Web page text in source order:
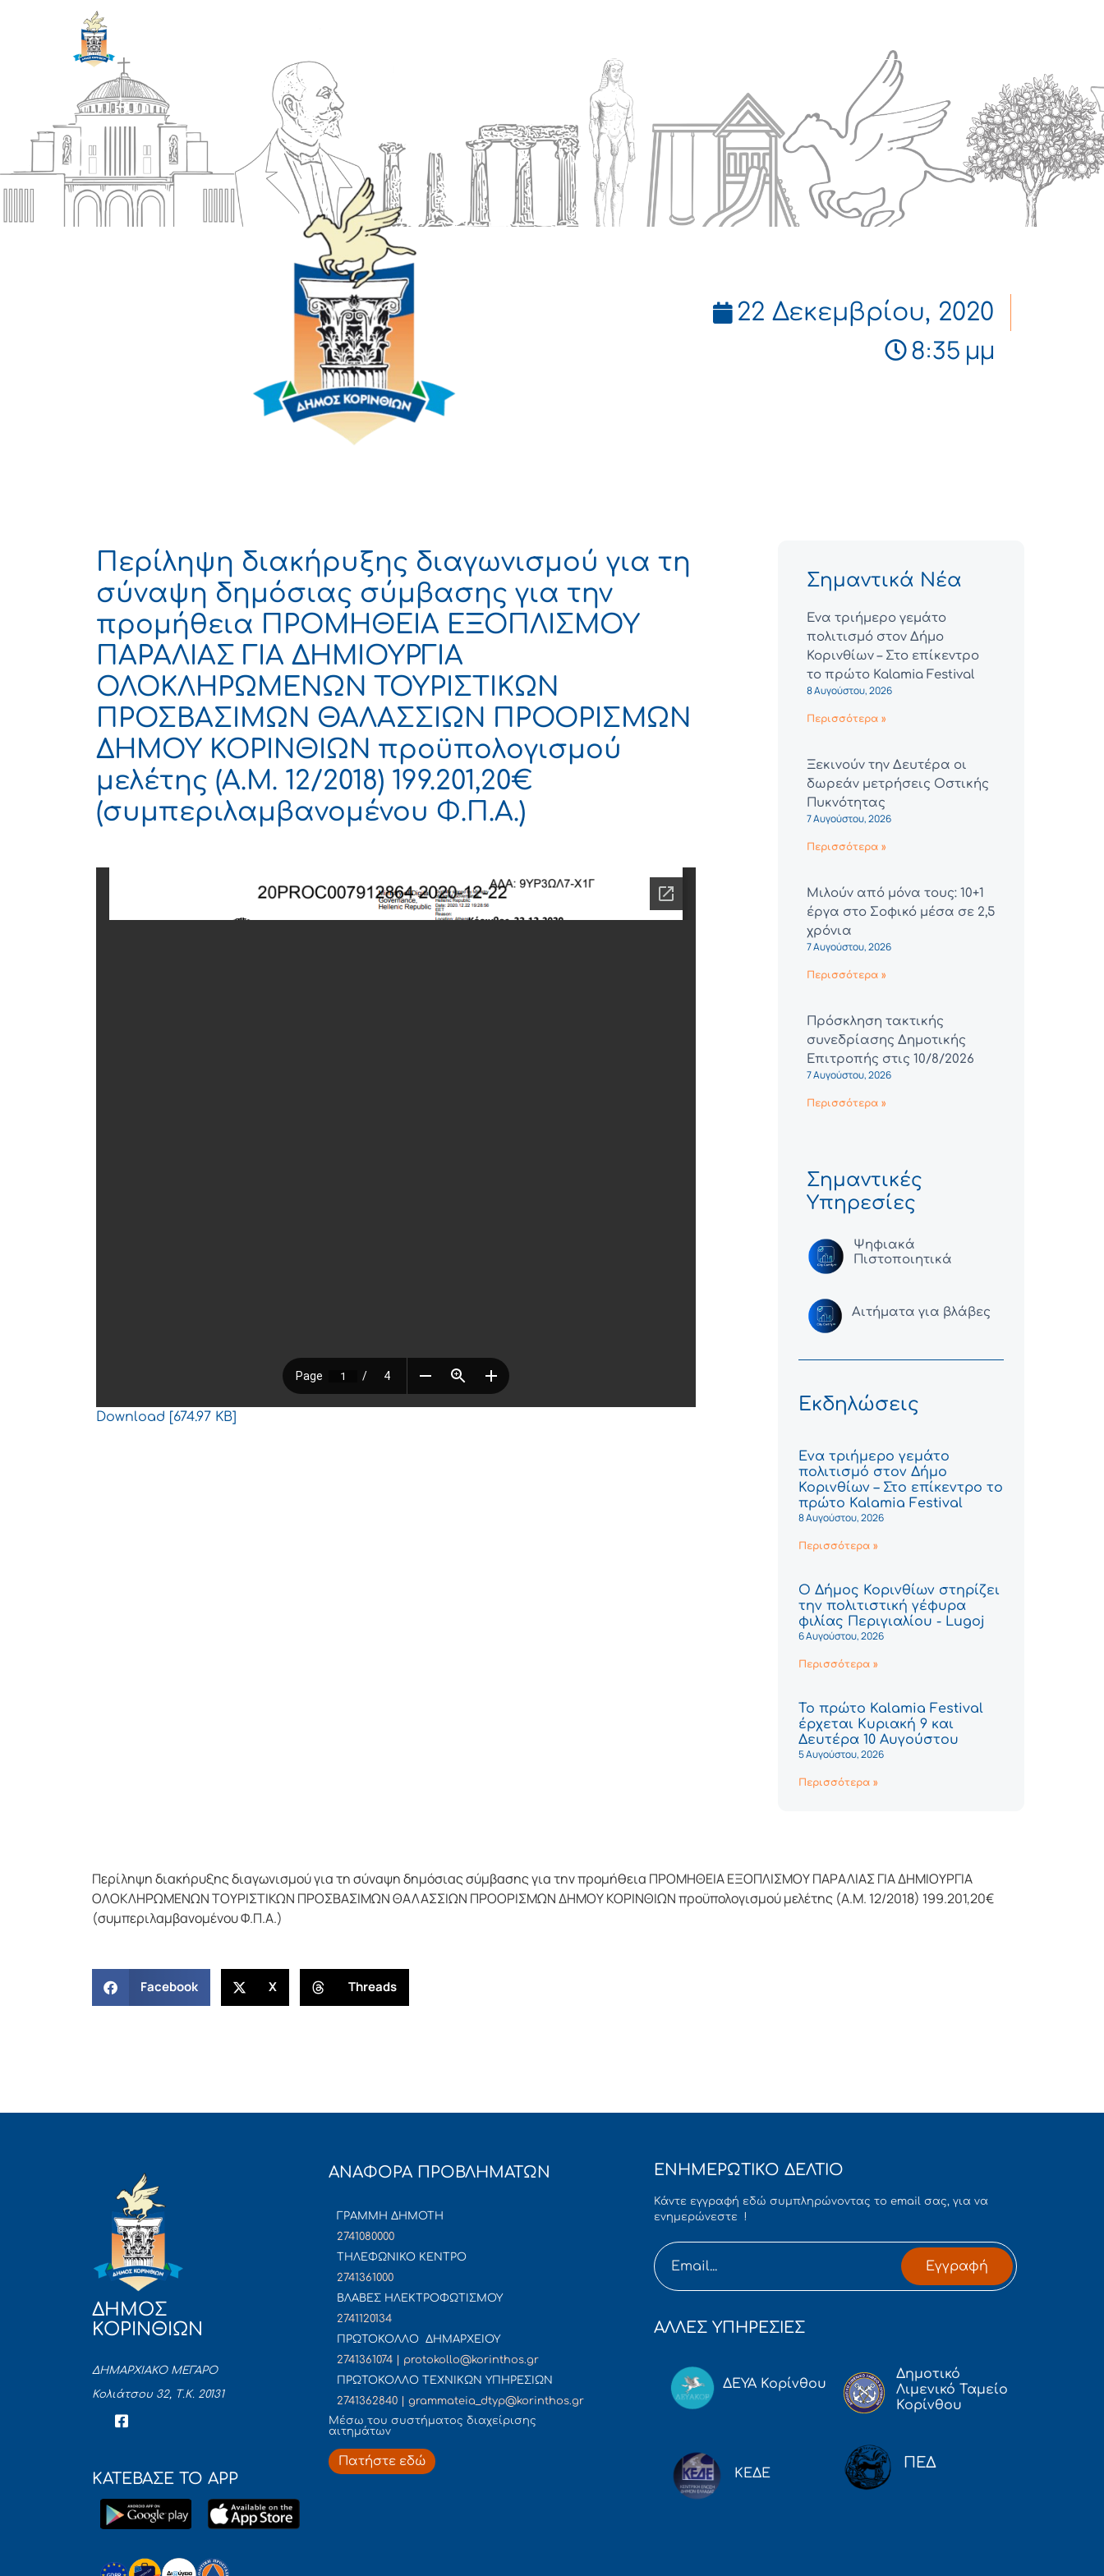
22 Δεκεμβρίου, 2020
8:35 μμ
Περίληψη διακήρυξης διαγωνισμού για τη
σύναψη δημόσιας σύμβασης για την
προμήθεια ΠΡΟΜΗΘΕΙΑ ΕΞΟΠΛΙΣΜΟΥ
ΠΑΡΑΛΙΑΣ ΓΙΑ ΔΗΜΙΟΥΡΓΙΑ
ΟΛΟΚΛΗΡΩΜΕΝΩΝ ΤΟΥΡΙΣΤΙΚΩΝ
ΠΡΟΣΒΑΣΙΜΩΝ ΘΑΛΑΣΣΙΩΝ ΠΡΟΟΡΙΣΜΩΝ
ΔΗΜΟΥ ΚΟΡΙΝΘΙΩΝ προϋπολογισμού
μελέτης (Α.Μ. 12/2018) 199.201,20€
(συμπεριλαμβανομένου Φ.Π.Α.)
Download [674.97 KB]
Σημαντικά Νέα
Ένα τριήμερο γεμάτο
πολιτισμό στον Δήμο
Κορινθίων – Στο επίκεντρο
το πρώτο Kalamia Festival
8 Αυγούστου, 2026
Περισσότερα »
Ξεκινούν την Δευτέρα οι
δωρεάν μετρήσεις Οστικής
Πυκνότητας
7 Αυγούστου, 2026
Περισσότερα »
Μιλούν από μόνα τους: 10+1
έργα στο Σοφικό μέσα σε 2,5
χρόνια
7 Αυγούστου, 2026
Περισσότερα »
Πρόσκληση τακτικής
συνεδρίασης Δημοτικής
Επιτροπής στις 10/8/2026
7 Αυγούστου, 2026
Περισσότερα »
Σημαντικές
Υπηρεσίες
Ψηφιακά
Πιστοποιητικά
Αιτήματα για βλάβες
Εκδηλώσεις
Ένα τριήμερο γεμάτο
πολιτισμό στον Δήμο
Κορινθίων – Στο επίκεντρο το
πρώτο Kalamia Festival
8 Αυγούστου, 2026
Περισσότερα »
Ο Δήμος Κορινθίων στηρίζει
την πολιτιστική γέφυρα
φιλίας Περιγιαλίου - Lugoj
6 Αυγούστου, 2026
Περισσότερα »
Το πρώτο Kalamia Festival
έρχεται Κυριακή 9 και
Δευτέρα 10 Αυγούστου
5 Αυγούστου, 2026
Περισσότερα »
Περίληψη διακήρυξης διαγωνισμού για τη σύναψη δημόσιας σύμβασης για την προμήθεια ΠΡΟΜΗΘΕΙΑ ΕΞΟΠΛΙΣΜΟΥ ΠΑΡΑΛΙΑΣ ΓΙΑ ΔΗΜΙΟΥΡΓΙΑ
ΟΛΟΚΛΗΡΩΜΕΝΩΝ ΤΟΥΡΙΣΤΙΚΩΝ ΠΡΟΣΒΑΣΙΜΩΝ ΘΑΛΑΣΣΙΩΝ ΠΡΟΟΡΙΣΜΩΝ ΔΗΜΟΥ ΚΟΡΙΝΘΙΩΝ προϋπολογισμού μελέτης (Α.Μ. 12/2018) 199.201,20€
(συμπεριλαμβανομένου Φ.Π.Α.)
Facebook X Threads
ΔΗΜΟΣ
ΚΟΡΙΝΘΙΩΝ
ΔΗΜΑΡΧΙΑΚΟ ΜΕΓΑΡΟ
Κολιάτσου 32, Τ.Κ. 20131
ΚΑΤΕΒΑΣΕ ΤΟ APP
ΑΝΑΦΟΡΑ ΠΡΟΒΛΗΜΑΤΩΝ
ΓΡΑΜΜΗ ΔΗΜΟΤΗ
2741080000
ΤΗΛΕΦΩΝΙΚΟ ΚΕΝΤΡΟ
2741361000
ΒΛΑΒΕΣ ΗΛΕΚΤΡΟΦΩΤΙΣΜΟΥ
2741120134
ΠΡΩΤΟΚΟΛΛΟ ΔΗΜΑΡΧΕΙΟΥ
2741361074 | protokollo@korinthos.gr
ΠΡΩΤΟΚΟΛΛΟ ΤΕΧΝΙΚΩΝ ΥΠΗΡΕΣΙΩΝ
2741362840 | grammateia_dtyp@korinthos.gr
Mέσω του συστήματος διαχείρισης
αιτημάτων
Πατήστε εδώ
ΕΝΗΜΕΡΩΤΙΚΟ ΔΕΛΤΙΟ
Κάντε εγγραφή εδώ συμπληρώνοντας το email σας, για να
ενημερώνεστε !
Εγγραφή
ΑΛΛΕΣ ΥΠΗΡΕΣΙΕΣ
ΔΕΥΑ Κορίνθου
Δημοτικό
Λιμενικό Ταμείο
Κορίνθου
ΚΕΔΕ
ΠΕΔ